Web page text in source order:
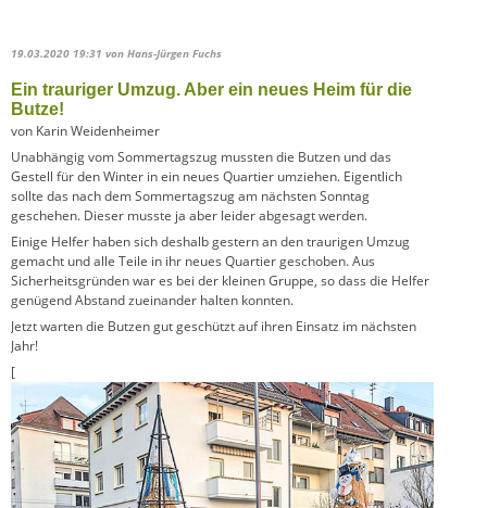
19.03.2020 19:31 von Hans-Jürgen Fuchs
Ein trauriger Umzug. Aber ein neues Heim für die
Butze!
von Karin Weidenheimer
Unabhängig vom Sommertagszug mussten die Butzen und das
Gestell für den Winter in ein neues Quartier umziehen. Eigentlich
sollte das nach dem Sommertagszug am nächsten Sonntag
geschehen. Dieser musste ja aber leider abgesagt werden.
Einige Helfer haben sich deshalb gestern an den traurigen Umzug
gemacht und alle Teile in ihr neues Quartier geschoben. Aus
Sicherheitsgründen war es bei der kleinen Gruppe, so dass die Helfer
genügend Abstand zueinander halten konnten.
Jetzt warten die Butzen gut geschützt auf ihren Einsatz im nächsten
Jahr!
[